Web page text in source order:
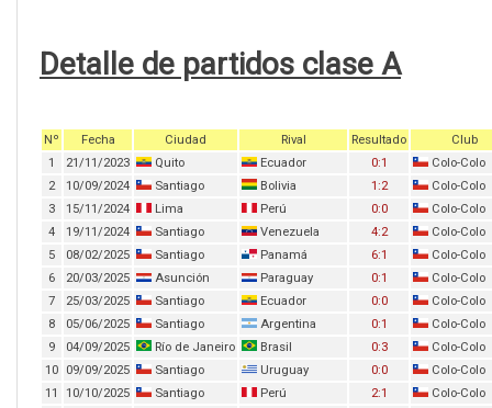
Detalle de partidos clase A
Nº Fecha Ciudad Rival Resultado
Club
1
21/11/2023 Quito Ecuador 0:1
Colo-Colo
2
10/09/2024 Santiago Bolivia 1:2
Colo-Colo
3
15/11/2024 Lima Perú 0:0
Colo-Colo
4
19/11/2024 Santiago Venezuela 4:2
Colo-Colo
5
08/02/2025 Santiago Panamá 6:1
Colo-Colo
6
20/03/2025 Asunción Paraguay 0:1
Colo-Colo
7
25/03/2025 Santiago Ecuador 0:0
Colo-Colo
8
05/06/2025 Santiago Argentina 0:1
Colo-Colo
9
04/09/2025 Río de Janeiro Brasil 0:3
Colo-Colo
10
09/09/2025 Santiago Uruguay 0:0
Colo-Colo
11
10/10/2025 Santiago Perú 2:1
Colo-Colo